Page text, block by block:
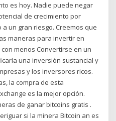
es hoy. Nadie puede negar
de crecimiento por
un gran riesgo. Creemos que
maneras para invertir en
menos Convertirse en un
una inversión sustancial y
y los inversores ricos.
la compra de esta
es la mejor opción.
de ganar bitcoins gratis .
si la minera Bitcoin an es